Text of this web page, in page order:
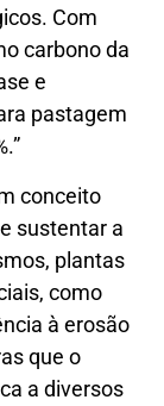
Com
carbono da
e
pastagem
conceito
sustentar a
plantas
como
à erosão
que o
a diversos